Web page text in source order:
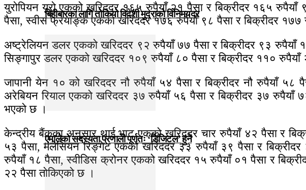
बिहीबारका लागि तोकियो विदेशी मुद्राको विनिमयदर
एमालेको सदस्यता प्रणाली पूर्णतः ‘डिजिटल’ हुने
युरोपियन युरो एकको खरिददर १६५ रुपैयाँ २१ पैसा र बिक्रीदर १६५
पैसा, स्वीस फ्रयाङ्क एकको खरिददर १७६ रुपैयाँ ९८ पैसा र बिक्रीदर १७७
अष्ट्रेलियन डलर एकको खरिददर ९२ रुपैयाँ ७७ पैसा र बिक्रीदर ९३
सिङ्गापुर डलर एकको खरिददर १०९ रुपैयाँ ८० पैसा र बिक्रीदर ११० रुपैयाँ
जापानी येन १० को खरिददर नौ रुपैयाँ ५४ पैसा र बिक्रीदर नौ रुपैयाँ
अरेबियन रियाल एकको खरिददर ३७ रुपैयाँ ५६ पैसा र बिक्रीदर ३७ रुपैयाँ
भएको छ ।
केन्द्रीय बैंकका अनुसार थाई भाट एकको खरिददर चार रुपैयाँ ४२ पैसा र
५३ पैसा, मलेसियन रिङ्गेट एकको खरिददर ३३ रुपैयाँ ३९ पैसा र
रुपैयाँ १८ पैसा, स्वीडिस क्रोनर एकको खरिददर १५ रुपैयाँ ०१ पैसा र
२२ पैसा तोकिएको छ ।